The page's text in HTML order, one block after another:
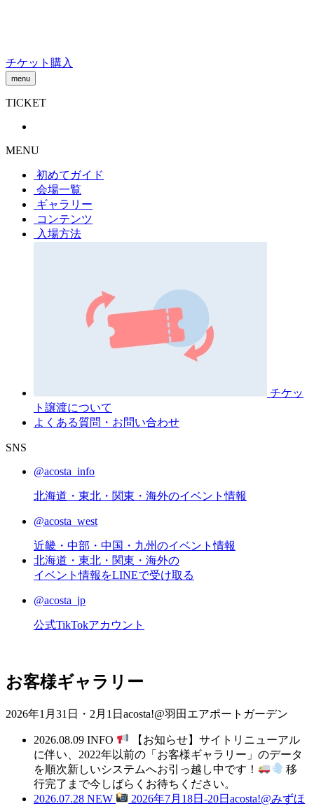
チケット購入
menu
TICKET
MENU
初めてガイド
会場一覧
ギャラリー
コンテンツ
入場方法
チケッ
ト譲渡について
よくある質問・お問い合わせ
SNS
@acosta_info
北海道・東北・関東・海外のイベント情報
@acosta_west
近畿・中部・中国・九州のイベント情報
北海道・東北・関東・海外の
イベント情報をLINEで受け取る
@acosta_jp
公式TikTokアカウント
お客様ギャラリー
2026年1月31日・2月1日acosta!@羽田エアポートガーデン
2026.08.09 INFO
【お知らせ】サイトリニューアル
に伴い、2022年以前の「お客様ギャラリー」のデータ
を順次新しいシステムへお引っ越し中です！
移
行完了まで今しばらくお待ちください。
2026.07.28 NEW
2026年7月18日-20日acosta!@みずほ